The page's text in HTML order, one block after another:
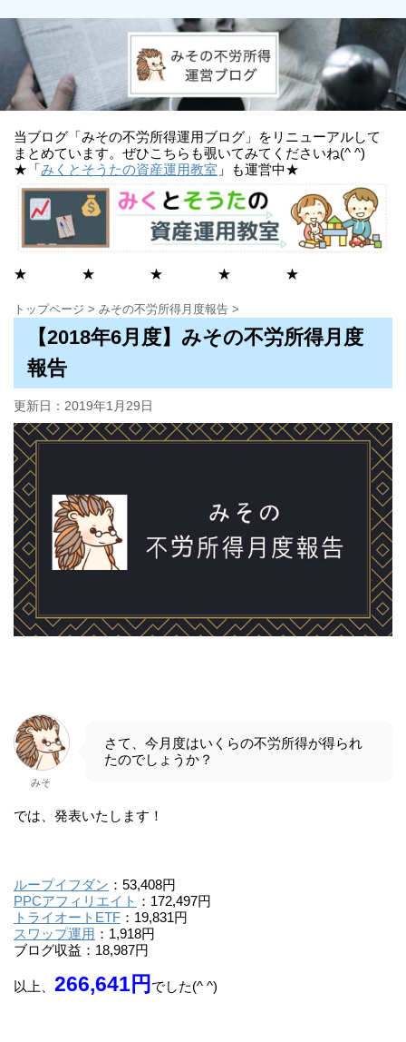
当ブログ「みその不労所得運用ブログ」をリニューアルして
まとめています。ぜひこちらも覗いてみてくださいね(^ ^)
★「みくとそうたの資産運用教室 」も運営中★
★ ★ ★ ★ ★
トップページ > みその不労所得月度報告 >
【2018年6月度】みその不労所得月度
報告
更新日： 2019年1月29日
みそ
さて、今月度はいくらの不労所得が得られ
たのでしょうか？
では、発表いたします！
ループイフダン ：53,408円
PPCアフィリエイト ：172,497円
トライオートETF ：19,831円
スワップ運用 ：1,918円
ブログ収益：18,987円
以上、 266,641円 でした(^ ^)